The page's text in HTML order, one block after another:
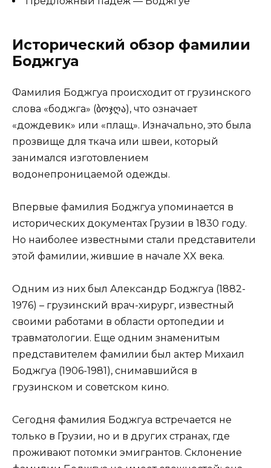
Исторический обзор фамилии
Боджгуа
Фамилия Боджгуа происходит от грузинского
слова «боджга» (ბოჯღა), что означает
«дождевик» или «плащ». Изначально, это была
прозвище для ткача или швеи, который
занимался изготовлением
водонепроницаемой одежды.
Впервые фамилия Боджгуа упоминается в
исторических документах Грузии в 1830 году.
Но наиболее известными стали представители
этой фамилии, жившие в начале XX века.
Одним из них был Александр Боджгуа (1882-
1976) – грузинский врач-хирург, известный
своими работами в области ортопедии и
травматологии. Еще одним знаменитым
представителем фамилии был актер Михаил
Боджгуа (1906-1981), снимавшийся в
грузинском и советском кино.
Сегодня фамилия Боджгуа встречается не
только в Грузии, но и в других странах, где
проживают потомки эмигрантов. Склонение